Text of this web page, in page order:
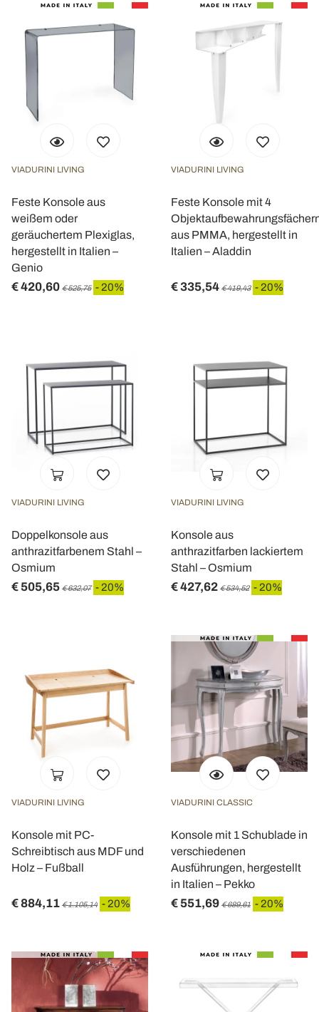
VIADURINI LIVING
Feste Konsole aus
weißem oder
geräuchertem Plexiglas,
hergestellt in Italien –
Genio
€ 420,60 € 525,75 - 20%
VIADURINI LIVING
Feste Konsole mit 4
aus PMMA, hergestellt in
Italien – Aladdin
€ 335,54 € 419,43 - 20%
VIADURINI LIVING
Doppelkonsole aus
anthrazitfarbenem Stahl –
Osmium
€ 505,65 € 632,07 - 20%
VIADURINI LIVING
Konsole aus
anthrazitfarben lackiertem
Stahl – Osmium
€ 427,62 € 534,52 - 20%
VIADURINI LIVING
Konsole mit PC-
Schreibtisch aus MDF und
Holz – Fußball
€ 884,11 € 1.105,14 - 20%
VIADURINI CLASSIC
Konsole mit 1 Schublade in
verschiedenen
Ausführungen, hergestellt
in Italien – Pekko
€ 551,69 € 689,61 - 20%